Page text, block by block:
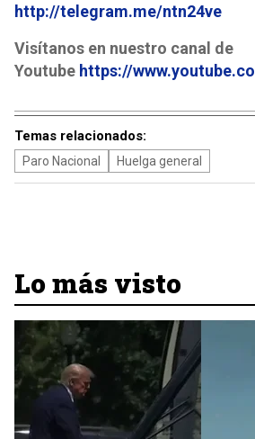
http://telegram.me/ntn24ve
Visítanos en nuestro canal de
Youtube https://
Temas relacionados:
Paro Nacional Huelga general
Lo más visto